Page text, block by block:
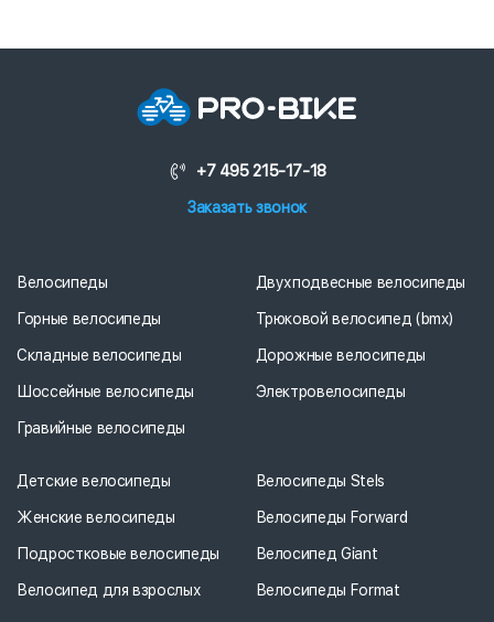
+7 495 215-17-18
Заказать звонок
Велосипеды
Горные велосипеды
Складные велосипеды
Шоссейные велосипеды
Гравийные велосипеды
Двухподвесные велосипеды
Трюковой велосипед (bmx)
Дорожные велосипеды
Электровелосипеды
Детские велосипеды
Женские велосипеды
Подростковые велосипеды
Велосипед для взрослых
Велосипеды Stels
Велосипеды Forward
Велосипед Giant
Велосипеды Format